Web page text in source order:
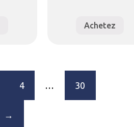
Achetez
4 … 30
→